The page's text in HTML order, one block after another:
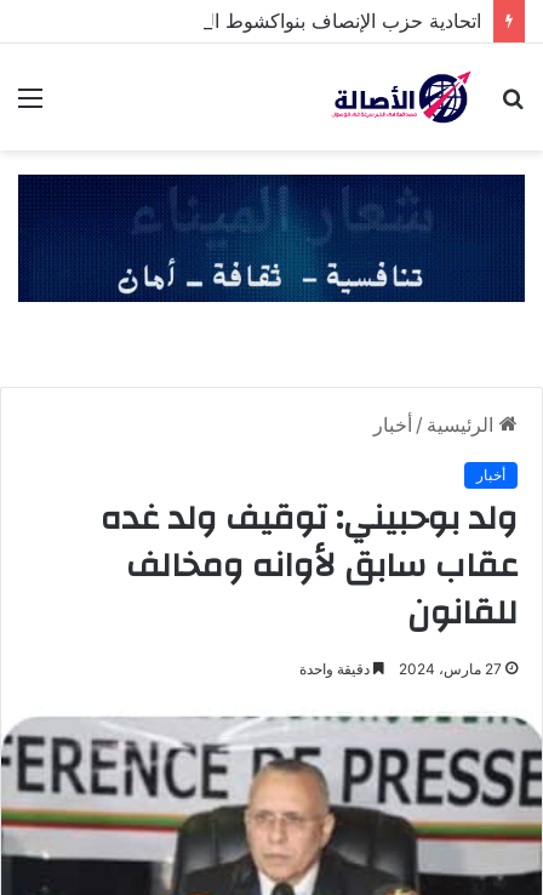
بحث
الرئيسية / أخبار
أخبار
ولد بوحبيني: توقيف ولد غده
عقاب سابق لأوانه ومخالف
للقانون
27 مارس، 2024 دقيقة واحدة